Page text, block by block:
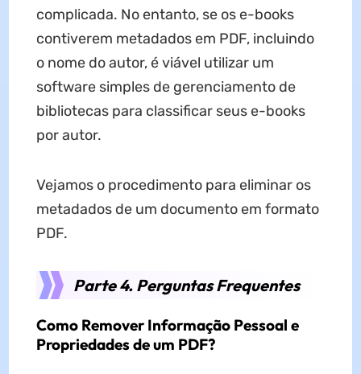
complicada. No entanto, se os e-books
contiverem metadados em PDF, incluindo
o nome do autor, é viável utilizar um
software simples de gerenciamento de
bibliotecas para classificar seus e-books
por autor.
Vejamos o procedimento para eliminar os
metadados de um documento em formato
PDF.
Parte 4. Perguntas Frequentes
Como Remover Informação Pessoal e
Propriedades de um PDF?